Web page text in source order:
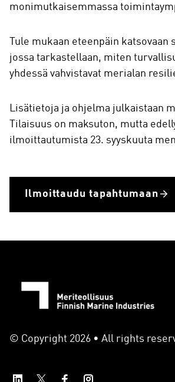
monimutkaisemmassa
Tule mukaan eteenpäin katsovaan
jossa tarkastellaan, miten
yhdessä vahvistavat merialan
Lisätietoja ja ohjelma julkaistaan
Tilaisuus on maksuton, mutta
ilmoittautumista 23. syyskuuta
Ilmoittaudu tapahtumaan
© Copyright 2026 • All rights